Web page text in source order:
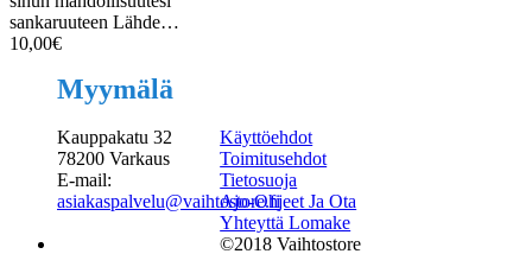
sankaruuteen Lähde…
10,00€
Myymälä
Kauppakatu 32
78200 Varkaus
E-mail:
asiakaspalvelu@vaihtostore.fi
Käyttöehdot
Toimitusehdot
Tietosuoja
Ajo-Ohjeet Ja Ota
Yhteyttä Lomake
©2018 Vaihtostore